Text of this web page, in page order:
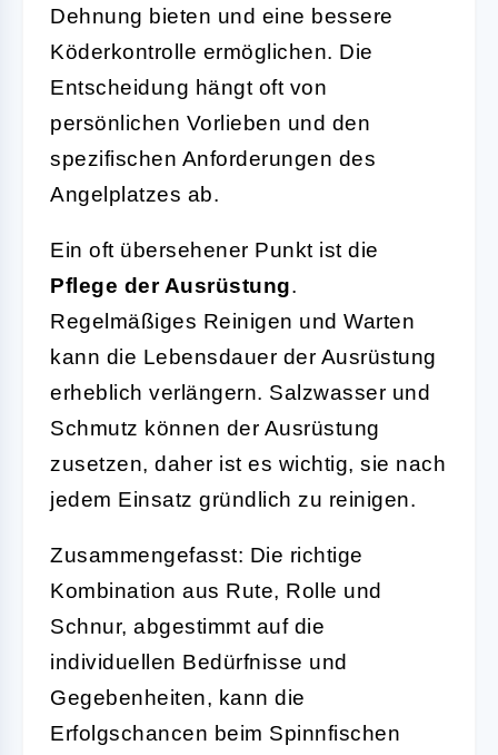
Dehnung bieten und eine bessere
Köderkontrolle ermöglichen. Die
Entscheidung hängt oft von
persönlichen Vorlieben und den
spezifischen Anforderungen des
Angelplatzes ab.
Ein oft übersehener Punkt ist die
Pflege der Ausrüstung.
Regelmäßiges Reinigen und Warten
kann die Lebensdauer der Ausrüstung
erheblich verlängern. Salzwasser und
Schmutz können der Ausrüstung
zusetzen, daher ist es wichtig, sie nach
jedem Einsatz gründlich zu reinigen.
Zusammengefasst: Die richtige
Kombination aus Rute, Rolle und
Schnur, abgestimmt auf die
individuellen Bedürfnisse und
Gegebenheiten, kann die
Erfolgschancen beim Spinnfischen